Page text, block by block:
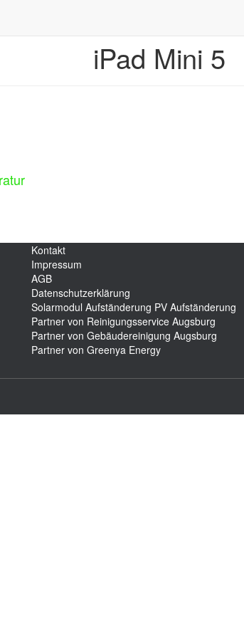
iPad Mini 5
Kontakt
Impressum
AGB
Datenschutzerklärung
Solarmodul Aufständerung PV Aufständerung
Partner von Reinigungsservice Augsburg
Partner von Gebäudereinigung Augsburg
Partner von Greenya Energy